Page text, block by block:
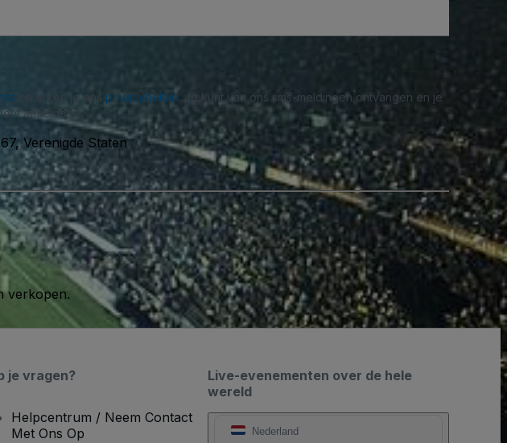
en erken je ons privacybeleid . Je kunt van ons sms-meldingen ontvangen en je
afmelden.
Verenigde Staten
verkopen.
Live-evenementen over de hele
wereld
Nederland
je vragen?
Helpcentrum / Neem Contact
Met Ons Op